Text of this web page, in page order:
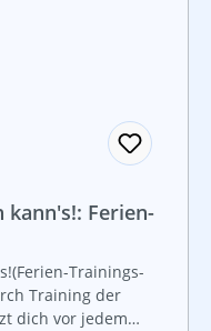
kann's!: Ferien-
Trainings-
Training der
dich vor jedem